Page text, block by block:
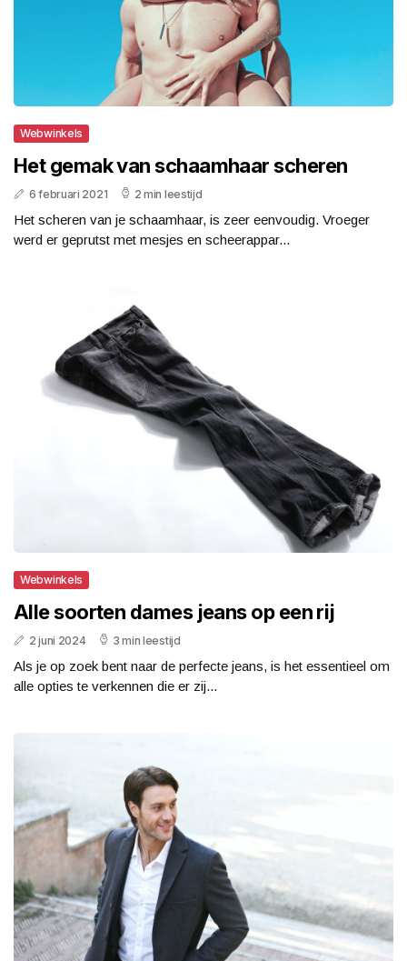
Webwinkels
Het gemak van schaamhaar scheren
6 februari 2021 2 min leestijd
Het scheren van je schaamhaar, is zeer eenvoudig. Vroeger
werd er geprutst met mesjes en scheerappar...
Webwinkels
Alle soorten dames jeans op een rij
2 juni 2024 3 min leestijd
Als je op zoek bent naar de perfecte jeans, is het essentieel om
alle opties te verkennen die er zij...